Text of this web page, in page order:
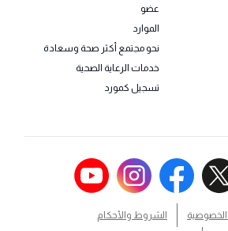
عضو
الموارد
نحو مجتمع أكثر صحة وسعادة
خدمات الرعاية الصحية
تسجيل كمورد
الشروط والأحكام